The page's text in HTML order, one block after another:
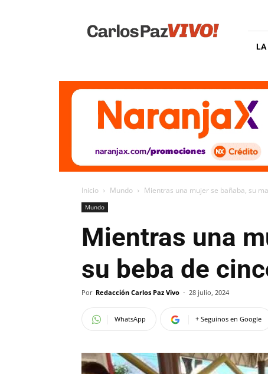
Vivo
LA
Inicio Mundo Mientras una mujer se bañaba, su
Mundo
Mientras una
su beba de
Por Redacción Carlos Paz Vivo - 28 julio, 2024
WhatsApp + Seguinos en Google